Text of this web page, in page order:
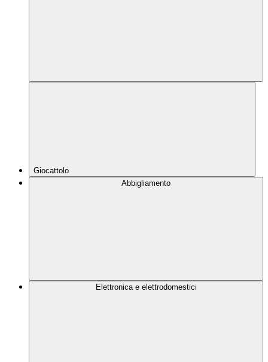
Giocattolo
Abbigliamento
Elettronica e elettrodomestici